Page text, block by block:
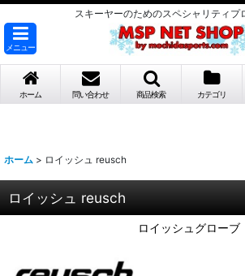
スキーヤーのためのスペシャリティプ
メニュー
ホーム 問い合わせ 商品検索 カテゴリ
ホーム > ロイッシュ reusch
ロイッシュ reusch
ロイッシュグローブ